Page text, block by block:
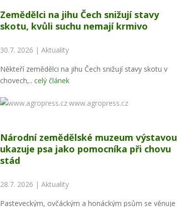
Zemědělci na jihu Čech snižují stavy
skotu, kvůli suchu nemají krmivo
30.7. 2026 | Aktuality
Někteří zemědělci na jihu Čech snižují stavy skotu v
chovech,.. celý článek
www.agropress.cz
Národní zemědělské muzeum výstavou
ukazuje psa jako pomocníka při chovu
stád
28.7. 2026 | Aktuality
Pasteveckým, ovčáckým a honáckým psům se věnuje